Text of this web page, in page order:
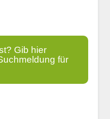
Gib hier
für